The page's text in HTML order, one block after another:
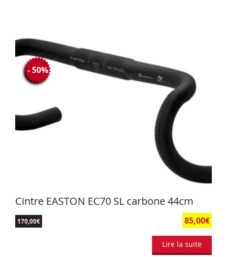
Cintre EASTON EC70 SL carbone 44cm
170,00€ 85,00€
- 50%
Lire la suite